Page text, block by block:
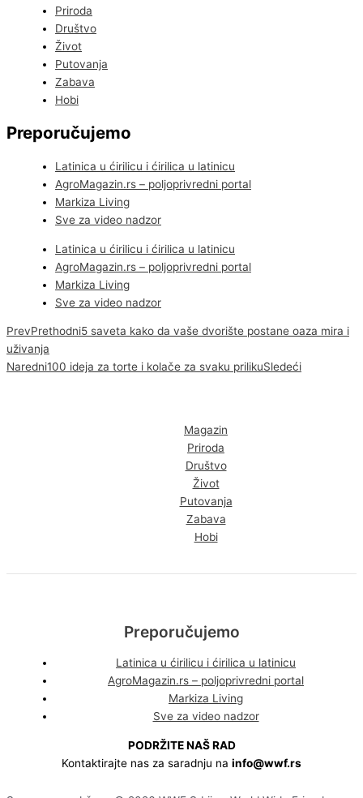
Priroda
Društvo
Život
Putovanja
Zabava
Hobi
Preporučujemo
Latinica u ćirilicu i ćirilica u latinicu
AgroMagazin.rs – poljoprivredni portal
Markiza Living
Sve za video nadzor
Latinica u ćirilicu i ćirilica u latinicu
AgroMagazin.rs – poljoprivredni portal
Markiza Living
Sve za video nadzor
PrevPrethodni5 saveta kako da vaše dvorište postane oaza mira i
uživanja
Naredni100 ideja za torte i kolače za svaku prilikuSledeći
Magazin
Priroda
Društvo
Život
Putovanja
Zabava
Hobi
Preporučujemo
Latinica u ćirilicu i ćirilica u latinicu
AgroMagazin.rs – poljoprivredni portal
Markiza Living
Sve za video nadzor
PODRŽITE NAŠ RAD
Kontaktirajte nas za saradnju na info@wwf.rs